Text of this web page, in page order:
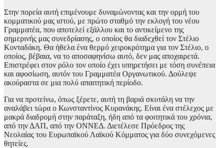
Στην πορεία αυτή επιμένουμε δυναμώνοντας και την ορμή του
κομματικού μας ιστού, με πρώτο σταθμό την εκλογή του νέου
Γραμματέα, που αποτελεί εξάλλου και το αντικείμενο της
σημερινής μας συνεδρίασης, ο οποίος θα διαδεχθεί τον Στέλιο
Κονταδάκη. Θα ήθελα ένα θερμό χειροκρότημα για τον Στέλιο, ο
οποίος, βέβαια, να το αποσαφηνίσω αυτό, δεν μας αποχαιρετά.
Επιστρέφει στον ρόλο τον οποίο έχει υπηρετήσει με τόση συνέπεια
και αφοσίωση, αυτόν του Γραμματέα Οργανωτικού. Δούλεψε
ακούραστα σε μια πολύ απαιτητική περίοδο.
Για να προτείνω, όπως ξέρετε, αυτή τη βαριά σκυτάλη να την
αναλάβει τώρα ο Κωνσταντίνος Κυρανάκης. Είναι ένα στέλεχος με
μακρά διαδρομή στην παράταξη, ήδη από τα φοιτητικά του χρόνια,
από την ΔΑΠ, από την ΟΝΝΕΔ. Διετέλεσε Πρόεδρος της
Νεολαίας του Ευρωπαϊκού Λαϊκού Κόμματος για δύο συνεχόμενες
θητείες.